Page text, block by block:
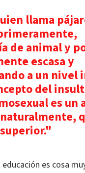
llama
de animal y
escasa y
a un nivel
del
es un
es cosa